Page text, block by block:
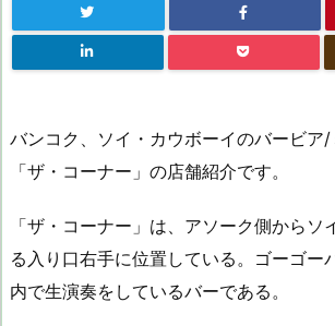
バンコク、ソイ・カウボーイのバービア
「ザ・コーナー」の店舗紹介です。
「ザ・コーナー」は、アソーク側からソ
る入り口右手に位置している。ゴーゴー
内で生演奏をしているバーである。